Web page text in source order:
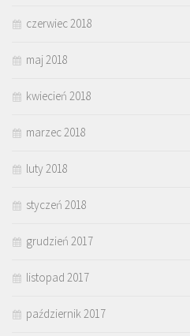
czerwiec 2018
maj 2018
kwiecień 2018
marzec 2018
luty 2018
styczeń 2018
grudzień 2017
listopad 2017
październik 2017